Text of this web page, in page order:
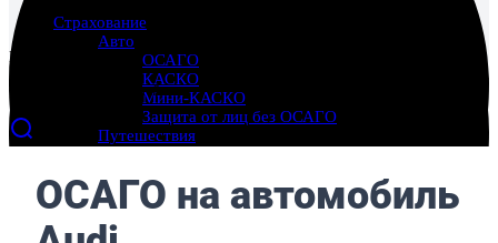
Страхование
Авто
ОСАГО
КАСКО
Мини-КАСКО
Защита от лиц без ОСАГО
Путешествия
Отмена поездки
Имущество
Ингуро
Страховой маркетплейс